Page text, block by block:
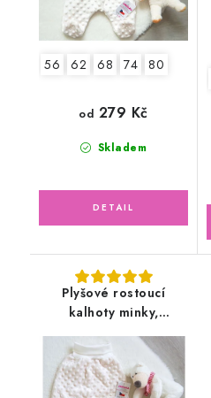
56 62 68 74 80
Skladem
od 279 Kč
Plyšové rostoucí
kalhoty minky,